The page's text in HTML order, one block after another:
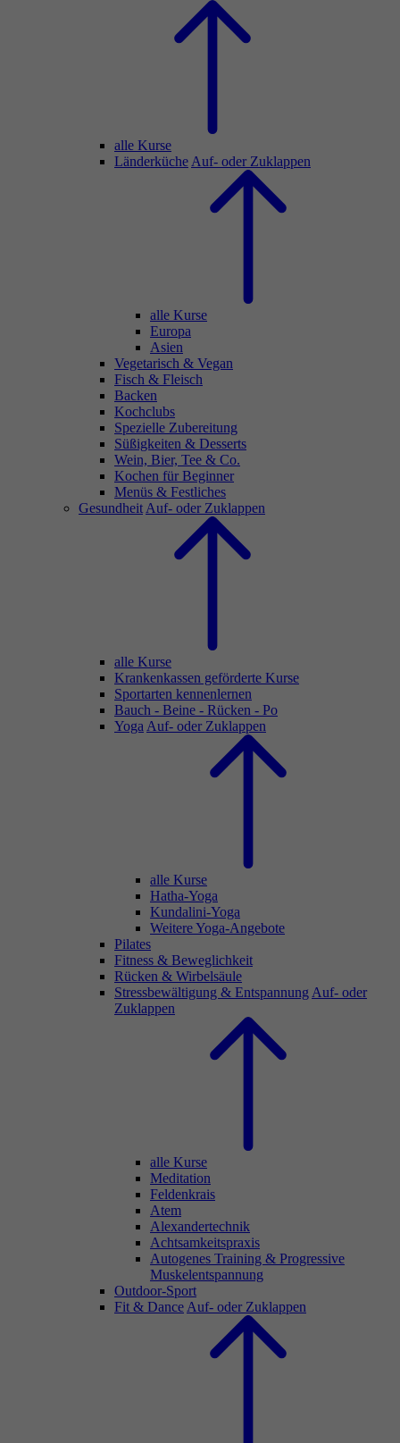
alle Kurse
Länderküche Auf- oder Zuklappen
alle Kurse
Europa
Asien
Vegetarisch & Vegan
Fisch & Fleisch
Backen
Kochclubs
Spezielle Zubereitung
Süßigkeiten & Desserts
Wein, Bier, Tee & Co.
Kochen für Beginner
Menüs & Festliches
Gesundheit Auf- oder Zuklappen
alle Kurse
Krankenkassen geförderte Kurse
Sportarten kennenlernen
Bauch - Beine - Rücken - Po
Yoga Auf- oder Zuklappen
alle Kurse
Hatha-Yoga
Kundalini-Yoga
Weitere Yoga-Angebote
Pilates
Fitness & Beweglichkeit
Rücken & Wirbelsäule
Stressbewältigung & Entspannung Auf- oder
Zuklappen
alle Kurse
Meditation
Feldenkrais
Atem
Alexandertechnik
Achtsamkeitspraxis
Autogenes Training & Progressive
Muskelentspannung
Outdoor-Sport
Fit & Dance Auf- oder Zuklappen